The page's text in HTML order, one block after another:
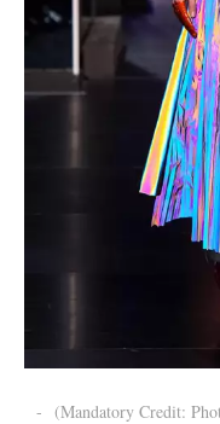
- (Mandatory Credit: